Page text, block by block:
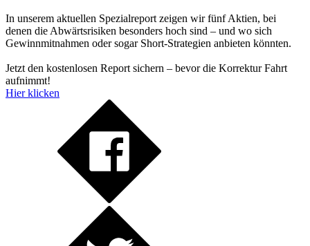
In unserem aktuellen Spezialreport zeigen wir fünf Aktien, bei
denen die Abwärtsrisiken besonders hoch sind – und wo sich
Gewinnmitnahmen oder sogar Short-Strategien anbieten könnten.
Jetzt den kostenlosen Report sichern – bevor die Korrektur Fahrt
aufnimmt!
Hier klicken